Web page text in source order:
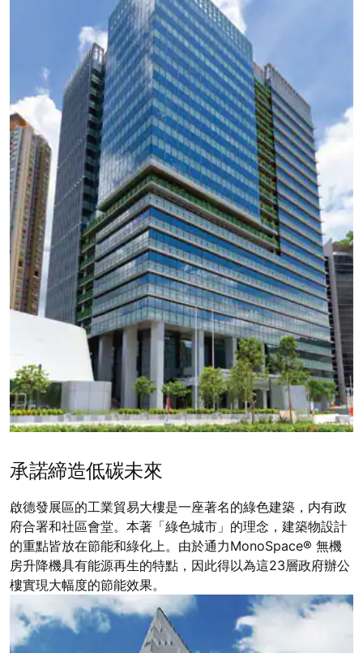
承諾締造低碳未來
啟德發展區的工業貿易大樓是一座著名的綠色建築，内有政
府合署和社區會堂。本著「綠色城市」的理念，建築物設計
的重點皆放在節能和綠化上。由於通力MonoSpace® 無機
房升降機具有能源再生的特點，因此得以為這23層政府辦公
樓實現大幅度的節能效果。